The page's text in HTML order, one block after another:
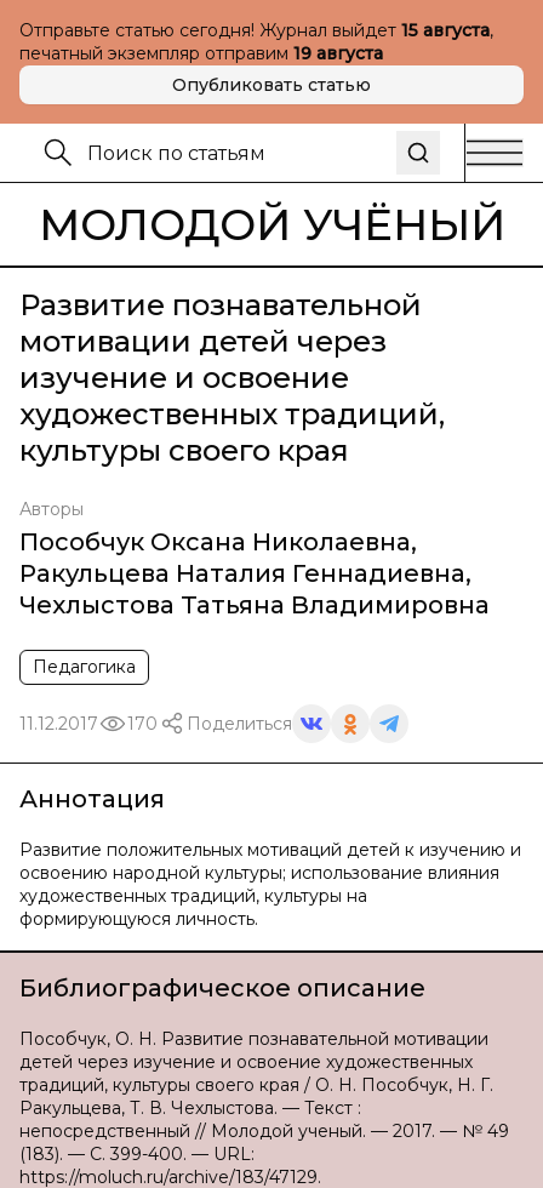
Отправьте статью сегодня! Журнал выйдет 15 августа,
печатный экземпляр отправим 19 августа
Опубликовать статью
МОЛОДОЙ УЧЁНЫЙ
Развитие познавательной
мотивации детей через
изучение и освоение
художественных традиций,
культуры своего края
Авторы
Пособчук Оксана Николаевна,
Ракульцева Наталия Геннадиевна,
Чехлыстова Татьяна Владимировна
Педагогика
11.12.2017 170 Поделиться
Аннотация
Развитие положительных мотиваций детей к изучению и
освоению народной культуры; использование влияния
художественных традиций, культуры на
формирующуюся личность.
Библиографическое описание
Пособчук, О. Н. Развитие познавательной мотивации
детей через изучение и освоение художественных
традиций, культуры своего края / О. Н. Пособчук, Н. Г.
Ракульцева, Т. В. Чехлыстова. — Текст :
непосредственный // Молодой ученый. — 2017. — № 49
(183). — С. 399-400. — URL:
https://moluch.ru/archive/183/47129.